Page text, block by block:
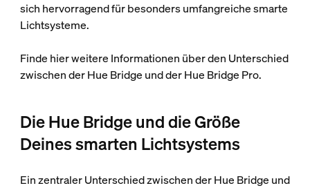
sich hervorragend für besonders umfangreiche smarte
Lichtsysteme.
Finde hier weitere Informationen über den Unterschied
zwischen der Hue Bridge und der Hue Bridge Pro.
Die Hue Bridge und die Größe
Deines smarten Lichtsystems
Ein zentraler Unterschied zwischen der Hue Bridge und